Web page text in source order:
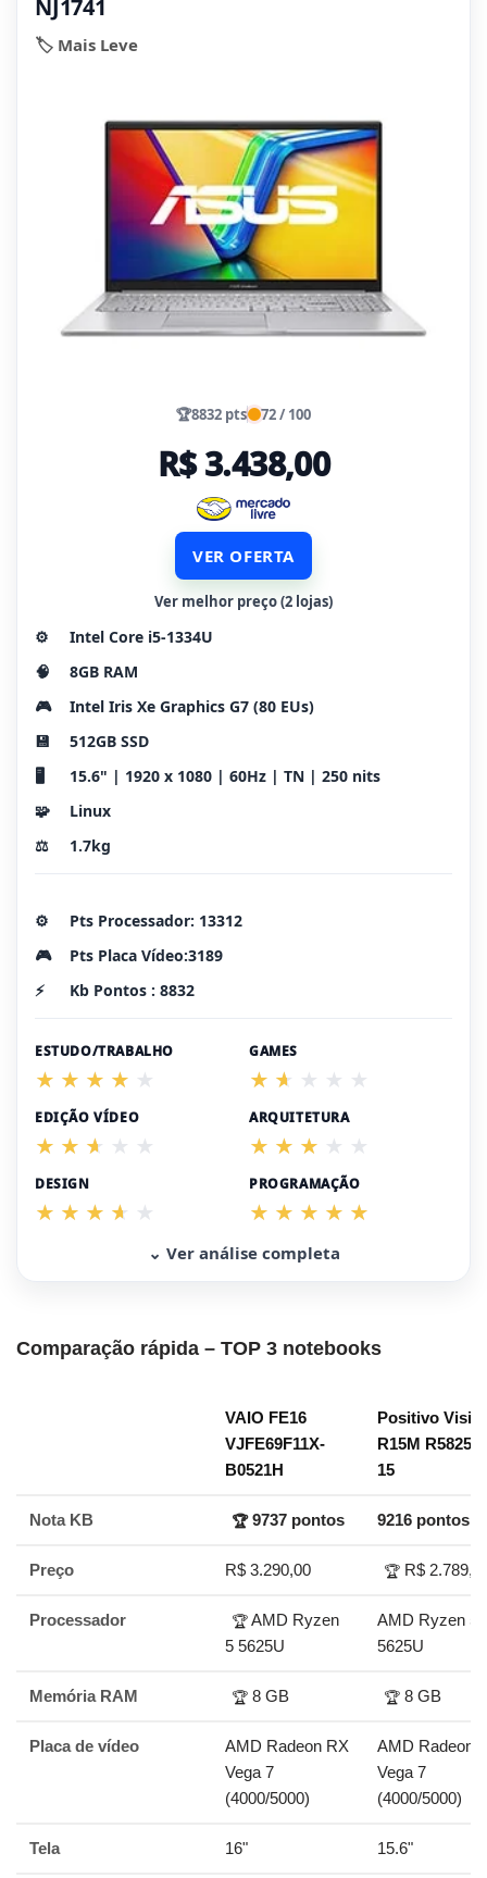
NJ1741
🏷️ Mais Leve
🏆8832 pts 72 / 100
R$ 3.438,00
VER OFERTA
Ver melhor preço (2 lojas)
⚙️
Intel Core i5-1334U
🧠
8GB RAM
🎮
Intel Iris Xe Graphics G7 (80 EUs)
💾
512GB SSD
🖥️
15.6" | 1920 x 1080 | 60Hz | TN | 250 nits
🧩
Linux
⚖️
1.7kg
⚙️
Pts Processador: 13312
🎮
Pts Placa Vídeo:3189
⚡
Kb Pontos : 8832
ESTUDO/TRABALHO GAMES
EDIÇÃO VÍDEO ARQUITETURA
DESIGN PROGRAMAÇÃO
⌄ Ver análise completa
Comparação rápida – TOP 3 notebooks
VAIO FE16
VJFE69F11X-
B0521H
Positivo
R15M
15
Nota KB 🏆9737 pontos 9216 pontos
Preço R$ 3.290,00 🏆 R$
Processador 🏆 AMD Ryzen
5 5625U
AMD Ryzen 5
5625U
Memória RAM 🏆 8 GB 🏆 8 GB
Placa de vídeo
AMD Radeon RX
Vega 7
(4000/5000)
AMD Radeon
Vega 7
(4000/5000)
Tela 16" 15.6"